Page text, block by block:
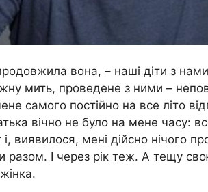
вона, – наші діти з
мить, проведене з ними –
самого постійно на все літо
вічно не було на мене часу:
виявилося, мені дійсно нічого
разом. І через рік теж. А тещу